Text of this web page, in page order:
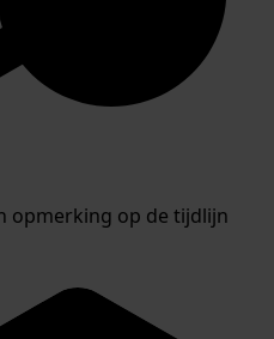
opmerking op de tijdlijn